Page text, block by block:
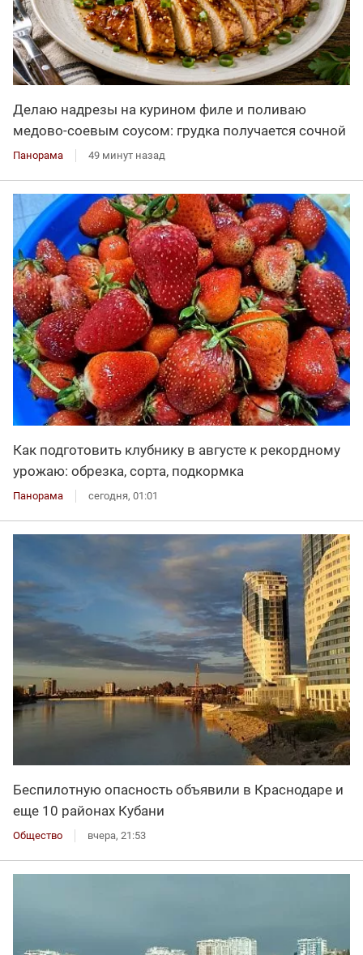
Делаю надрезы на курином филе и поливаю
медово-соевым соусом: грудка получается сочной
Панорама 49 минут назад
Как подготовить клубнику в августе к рекордному
урожаю: обрезка, сорта, подкормка
Панорама сегодня, 01:01
Беспилотную опасность объявили в Краснодаре и
еще 10 районах Кубани
Общество вчера, 21:53